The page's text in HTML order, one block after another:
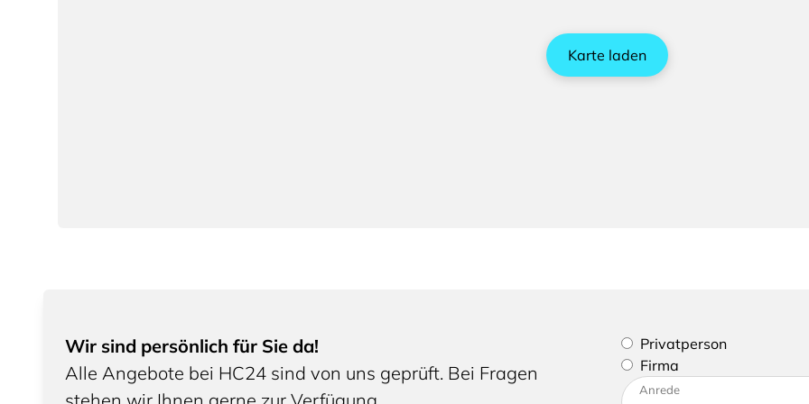
Karte laden
Wir sind persönlich für Sie da!
Alle Angebote bei HC24 sind von uns geprüft. Bei Fragen
Bitte geben Sie an, ob Sie
Privatperson
Firma
Bitte tragen Sie Ihre
Anrede